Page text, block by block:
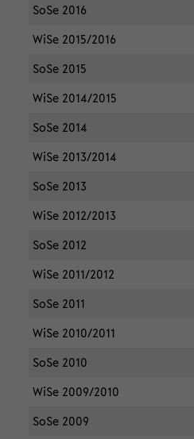
SoSe 2016
WiSe 2015/2016
SoSe 2015
WiSe 2014/2015
SoSe 2014
WiSe 2013/2014
SoSe 2013
WiSe 2012/2013
SoSe 2012
WiSe 2011/2012
SoSe 2011
WiSe 2010/2011
SoSe 2010
WiSe 2009/2010
SoSe 2009